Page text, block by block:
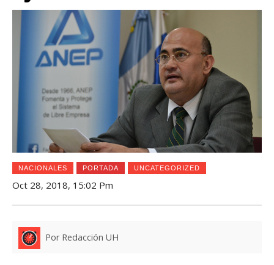
NACIONALES PORTADA UNCATEGORIZED
Oct 28, 2018, 15:02 Pm
Por Redacción UH